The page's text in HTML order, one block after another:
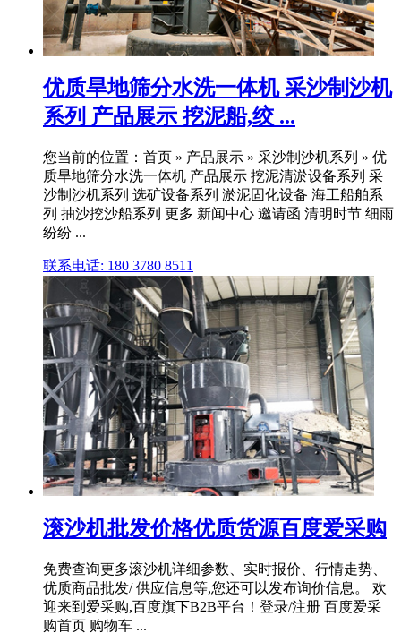
优质旱地筛分水洗一体机 采沙制沙机
系列 产品展示 挖泥船,绞 ...
您当前的位置：首页 » 产品展示 » 采沙制沙机系列 » 优
质旱地筛分水洗一体机 产品展示 挖泥清淤设备系列 采
沙制沙机系列 选矿设备系列 淤泥固化设备 海工船舶系
列 抽沙挖沙船系列 更多 新闻中心 邀请函 清明时节 细雨
纷纷 ...
联系电话: 180 3780 8511
滚沙机批发价格优质货源百度爱采购
免费查询更多滚沙机详细参数、实时报价、行情走势、
优质商品批发/ 供应信息等,您还可以发布询价信息。 欢
迎来到爱采购,百度旗下B2B平台！登录/注册 百度爱采
购首页 购物车 ...